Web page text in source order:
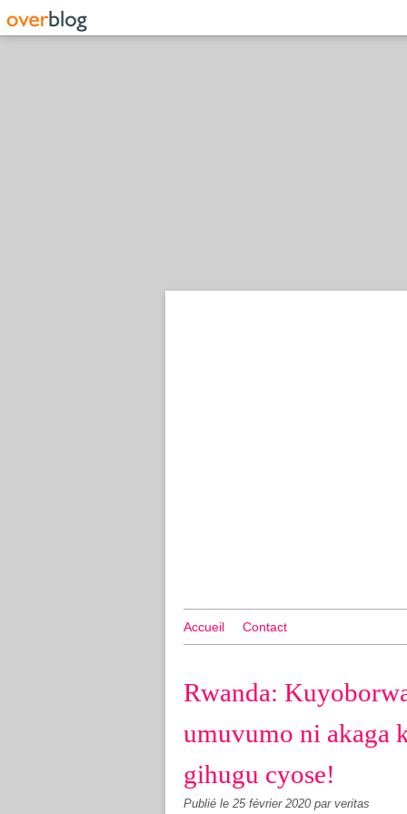
Accueil Contact
Rwanda:
umuvumo ni akaga
gihugu cyose!
Publié le 25 février 2020 par veritas